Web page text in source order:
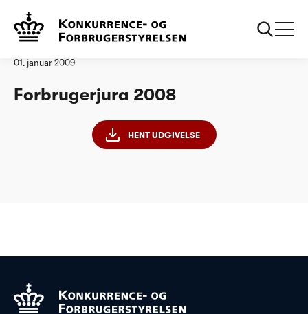
Forside
01. januar 2009
Forbrugerjura 2008
HENT UDGIVELSE